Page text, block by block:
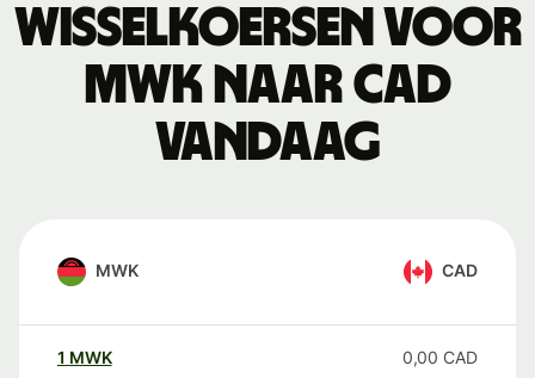
Wisselkoersen voor
MWK naar CAD
vandaag
MWK CAD
1 MWK 0,00 CAD